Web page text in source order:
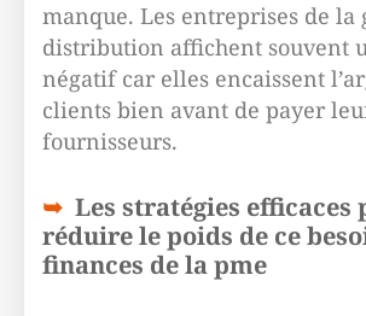
manque. Les entreprises de la
distribution affichent souvent
négatif car elles encaissent
clients bien avant de payer
fournisseurs.
Les stratégies efficaces
réduire le poids de ce
finances de la pme